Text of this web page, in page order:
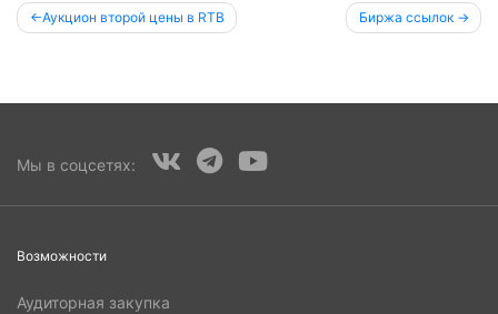
PostАукцион второй цены в RTB Биржа ссылок
Мы в соцсетях:
Возможности
Аудиторная закупка